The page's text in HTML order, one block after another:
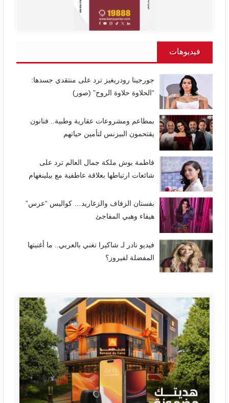
فيديوهات
جورجينا رودريغيز ترد على منتقدي جسدها:
“الحلاوة حلاوة الروح” (صور)
بمطاعم ومشروعات عقارية وطبية.. فنانون
يقتحمون البيزنس لتأمين حياتهم
فاطمة بوش ملكة جمال العالم ترد على
شائعات ارتباطها بعلاقة عاطفية مع بيلينغهام
بفستان الزفاف والزغاريد… كواليس “عرس”
هيفاء وهبي المفاجئ
فيديو نادر لـ شاكيرا تغني بالعربي.. ما أغنيتها
المفضلة لفيروز؟